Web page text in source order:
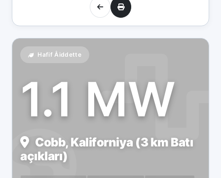
Hafif Åiddette
1.1 MW
Cobb, Kaliforniya (3 km Batı
açıkları)